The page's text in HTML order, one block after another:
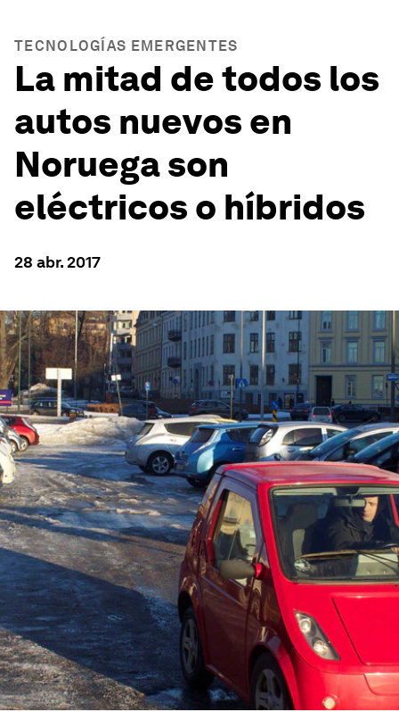
TECNOLOGÍAS EMERGENTES
La mitad de todos los
autos nuevos en
Noruega son
eléctricos o híbridos
28 abr. 2017